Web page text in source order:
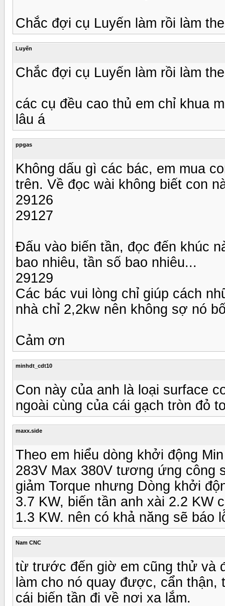
Chắc đợi cụ Luyến làm rồi làm
Luyến
Chắc đợi cụ Luyến làm rồi làm
các cụ đều cao thủ em chỉ khua
lâu á
ppgas
Không dấu gì các bác, em mua
trên. Về đọc wài không biết con
29126
29127
Đấu vào biến tần, đọc đến khúc
bao nhiêu, tần số bao nhiêu...
29129
Các bác vui lòng chỉ giúp cách
nhà chỉ 2,2kw nên không sợ nó
Cảm ơn
minhdt_cdt10
Con này của anh là loại surface
ngoài cùng của cái gạch tròn đỏ
maxx.side
Theo em hiểu dòng khởi động
283V Max 380V tương ứng công
giảm Torque nhưng Dòng khởi
3.7 KW, biến tần anh xài 2.2 KW
1.3 KW. nên có khả năng sẽ báo
Nam CNC
từ trước đến giờ em cũng thử và
làm cho nó quay được, cẩn
cái biến tần đi về nơi xa lắm.